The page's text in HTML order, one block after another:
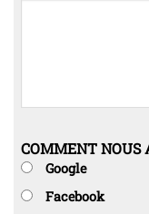
COMMENT NOUS
Google
Facebook